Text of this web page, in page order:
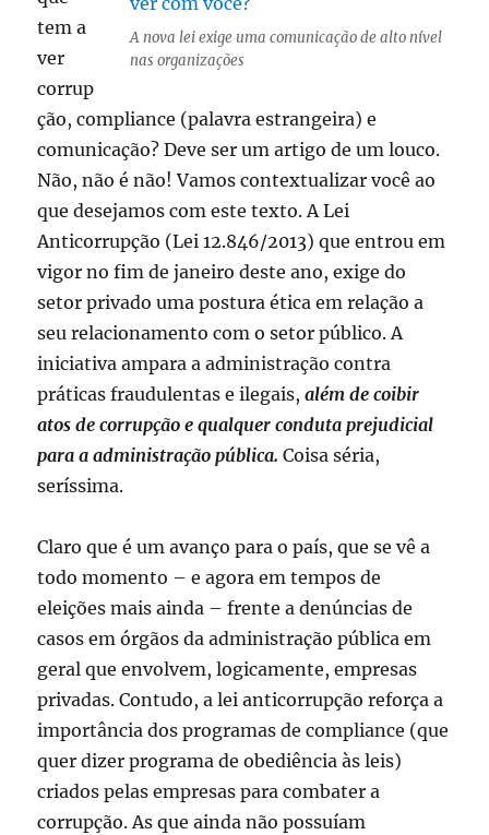
A nova lei exige uma comunicação de alto nível
nas organizações
tem a
ver
corrup
ção, compliance (palavra estrangeira) e
comunicação? Deve ser um artigo de um louco.
Não, não é não! Vamos contextualizar você ao
que desejamos com este texto. A Lei
Anticorrupção (Lei 12.846/2013) que entrou em
vigor no fim de janeiro deste ano, exige do
setor privado uma postura ética em relação a
seu relacionamento com o setor público. A
iniciativa ampara a administração contra
práticas fraudulentas e ilegais,além de coibir
atos de corrupção e qualquer conduta prejudicial
para a administração pública. Coisa séria,
seríssima.
Claro que é um avanço para o país, que se vê a
todo momento – e agora em tempos de
eleições mais ainda – frente a denúncias de
casos em órgãos da administração pública em
geral que envolvem, logicamente, empresas
privadas. Contudo, a lei anticorrupção reforça a
importância dos programas de compliance (que
quer dizer programa de obediência às leis)
criados pelas empresas para combater a
corrupção. As que ainda não possuíam